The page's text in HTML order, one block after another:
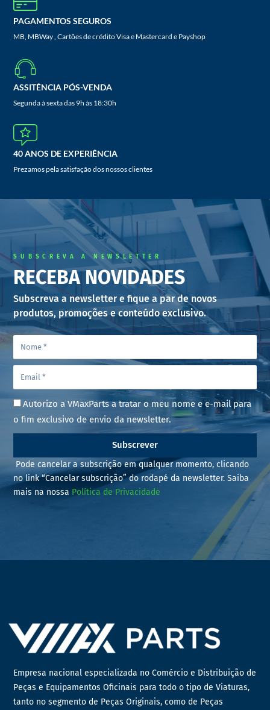
PAGAMENTOS SEGUROS
MB, MBWay , Cartões de crédito Visa e Mastercard e Payshop
ASSITÊNCIA PÓS-VENDA
Segunda à sexta das 9h às 18:30h
40 ANOS DE EXPERIÊNCIA
Prezamos pela satisfação dos nossos clientes
SUBSCREVA A NEWSLETTER
RECEBA NOVIDADES
Subscreva a newsletter e fique a par de novos
produtos, promoções e conteúdo exclusivo.
Autorizo a VMaxParts a tratar o meu nome e e-mail para
o fim exclusivo de envio da newsletter.
Subscrever
Pode cancelar a subscrição em qualquer momento, clicando
no link “Cancelar subscrição” do rodapé da newsletter. Saiba
mais na nossa Política de Privacidade
Empresa nacional especializada no Comércio e Distribuição de
Peças e Equipamentos Oficinais para todo o tipo de Viaturas,
tanto no segmento de Peças Originais, como de Peças